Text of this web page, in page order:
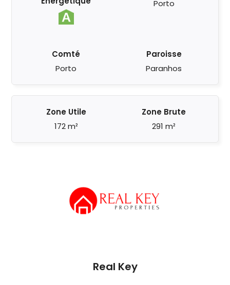
Porto
Comté
Porto
Paroisse
Paranhos
Zone Utile
172 m²
Zone Brute
291 m²
Real Key